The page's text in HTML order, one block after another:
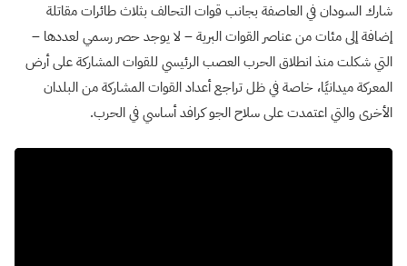
شارك السودان في العاصفة بجانب قوات التحالف بثلاث طائرات مقاتلة
إضافة إلى مئات من عناصر القوات البرية – لا يوجد حصر رسمي لعددها –
التي شكلت منذ انطلاق الحرب العصب الرئيسي للقوات المشاركة على أرض
المعركة ميدانيًا، خاصة في ظل تراجع أعداد القوات المشاركة من البلدان
الأخرى والتي اعتمدت على سلاح الجو كرافد أساسي في الحرب.